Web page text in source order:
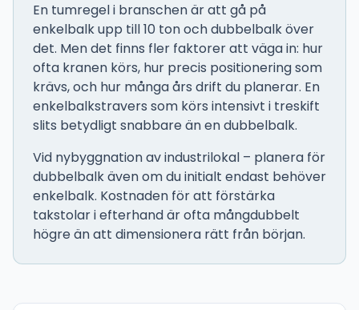
En tumregel i branschen är att gå på
enkelbalk upp till 10 ton och dubbelbalk över
det. Men det finns fler faktorer att väga in: hur
ofta kranen körs, hur precis positionering som
krävs, och hur många års drift du planerar. En
enkelbalkstravers som körs intensivt i treskift
slits betydligt snabbare än en dubbelbalk.
Vid nybyggnation av industrilokal – planera för
dubbelbalk även om du initialt endast behöver
enkelbalk. Kostnaden för att förstärka
takstolar i efterhand är ofta mångdubbelt
högre än att dimensionera rätt från början.